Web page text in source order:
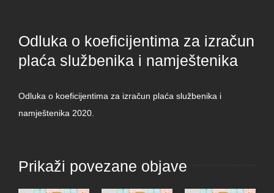
Odluka o koeficijentima za izračun
plaća službenika i namještenika
Odluka o koeficijentima za izračun plaća službenika i
namještenika 2020.
Prikaži povezane objave